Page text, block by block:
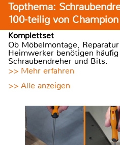
Topthema:
100-teilig von Champion
Komplettset
Ob Möbelmontage,
Heimwerker benötigen
Schraubendreher und Bits.
>> Mehr erfahren
>> Alle anzeigen